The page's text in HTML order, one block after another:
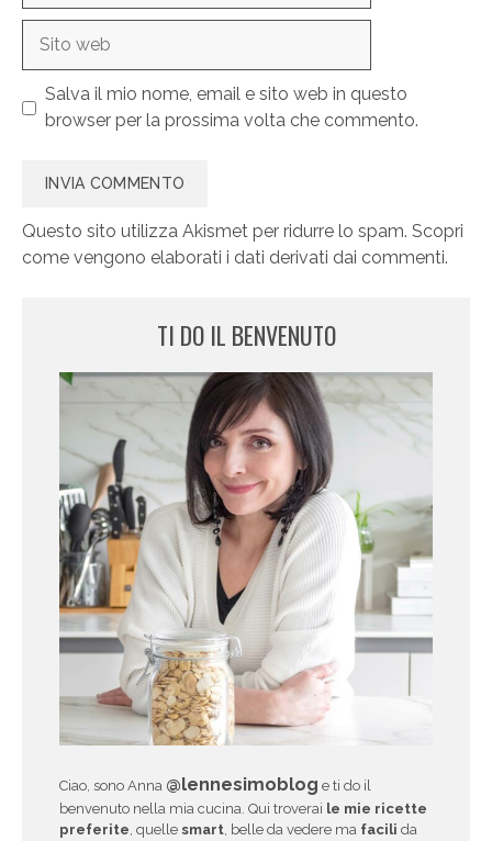
web
Salva il mio nome, email e sito web in questo
browser per la prossima volta che commento.
Questo sito utilizza Akismet per ridurre lo spam. Scopri
come vengono elaborati i dati derivati dai commenti.
TI DO IL BENVENUTO
Ciao, sono Anna @lennesimoblog e ti do il
benvenuto nella mia cucina. Qui troverai le mie ricette
preferite, quelle smart, belle da vedere ma facili da